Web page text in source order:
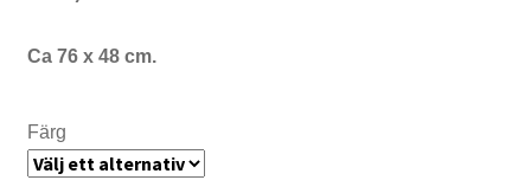
Ca 76 x 48 cm.
Färg